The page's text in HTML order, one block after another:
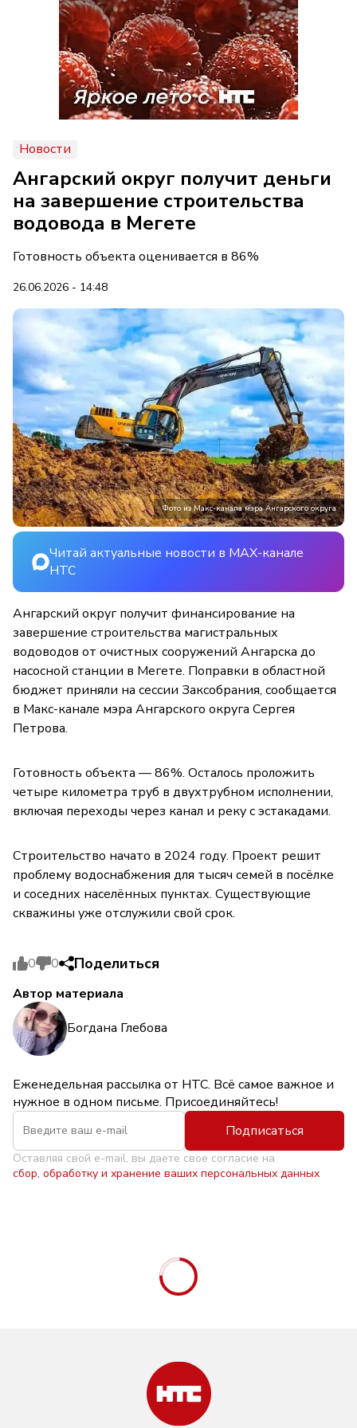
Новости
Ангарский округ получит деньги
на завершение строительства
водовода в Мегете
Готовность объекта оценивается в 86%
26.06.2026 - 14:48
Фото из Макс-канала мэра Ангарского округа
Читай актуальные новости в MAX-канале
НТС
Ангарский округ получит финансирование на
завершение строительства магистральных
водоводов от очистных сооружений Ангарска до
насосной станции в Мегете. Поправки в областной
бюджет приняли на сессии Заксобрания, сообщается
в Макс-канале мэра Ангарского округа Сергея
Петрова.
Готовность объекта — 86%. Осталось проложить
четыре километра труб в двухтрубном исполнении,
включая переходы через канал и реку с эстакадами.
Строительство начато в 2024 году. Проект решит
проблему водоснабжения для тысяч семей в посёлке
и соседних населённых пунктах. Существующие
скважины уже отслужили свой срок.
0 0 Поделиться
Автор материала
Богдана Глебова
Еженедельная рассылка от НТС. Всё самое важное и
нужное в одном письме. Присоединяйтесь!
Подписаться
Оставляя свой e-mail, вы даете свое согласие на
сбор, обработку и хранение ваших персональных данных